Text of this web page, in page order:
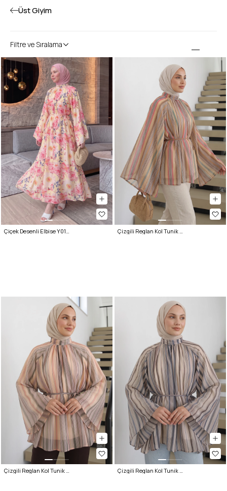
Üst Giyim
Filtre ve Sıralama
Çiçek Desenli Elbise Y0165 - PUDRA Çizgili Reglan Kol Tunik 260203 - SARI
Çizgili Reglan Kol Tunik 260203 - HAKİ Çizgili Reglan Kol Tunik 260203 - LACİVERT